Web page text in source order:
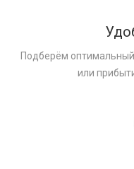
Подберём
или